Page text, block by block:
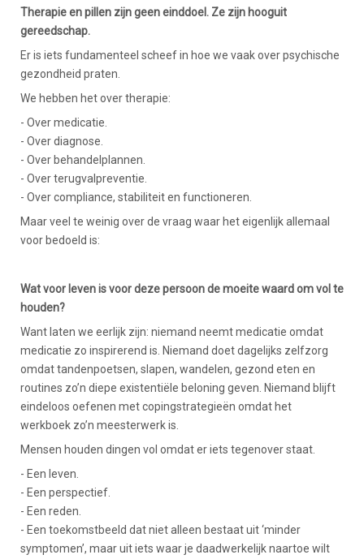
Therapie en pillen zijn geen einddoel. Ze zijn hooguit
gereedschap.
Er is iets fundamenteel scheef in hoe we vaak over psychische
gezondheid praten.
We hebben het over therapie:
- Over medicatie.
- Over diagnose.
- Over behandelplannen.
- Over terugvalpreventie.
- Over compliance, stabiliteit en functioneren.
Maar veel te weinig over de vraag waar het eigenlijk allemaal
voor bedoeld is:
Wat voor leven is voor deze persoon de moeite waard om vol te
houden?
Want laten we eerlijk zijn: niemand neemt medicatie omdat
medicatie zo inspirerend is. Niemand doet dagelijks zelfzorg
omdat tandenpoetsen, slapen, wandelen, gezond eten en
routines zo’n diepe existentiële beloning geven. Niemand blijft
eindeloos oefenen met copingstrategieën omdat het
werkboek zo’n meesterwerk is.
Mensen houden dingen vol omdat er iets tegenover staat.
- Een leven.
- Een perspectief.
- Een reden.
- Een toekomstbeeld dat niet alleen bestaat uit ‘minder
symptomen’, maar uit iets waar je daadwerkelijk naartoe wilt